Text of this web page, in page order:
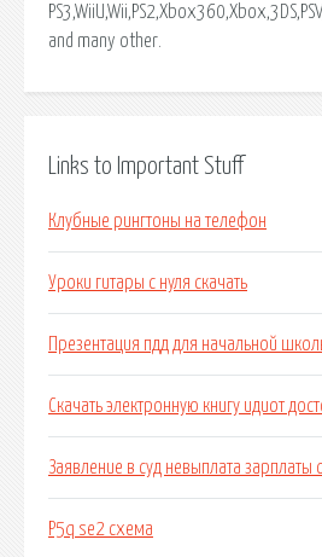
and many other.
Links to Important Stuff
Клубные рингтоны на телефон
Уроки гитары с нуля скачать
Презентация пдд для начальной
Скачать электронную книгу идиот
Заявление в суд невыплата зарплаты
P5q se2 схема